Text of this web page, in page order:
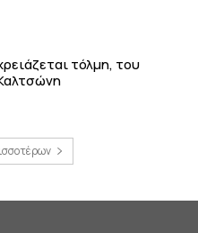
τόλμη, του